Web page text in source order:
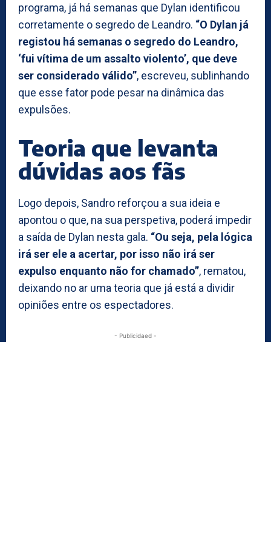
programa, já há semanas que Dylan identificou
corretamente o segredo de Leandro. “O Dylan já
registou há semanas o segredo do Leandro,
‘fui vítima de um assalto violento’, que deve
ser considerado válido”, escreveu, sublinhando
que esse fator pode pesar na dinâmica das
expulsões.
Teoria que levanta
dúvidas aos fãs
Logo depois, Sandro reforçou a sua ideia e
apontou o que, na sua perspetiva, poderá impedir
a saída de Dylan nesta gala. “Ou seja, pela lógica
irá ser ele a acertar, por isso não irá ser
expulso enquanto não for chamado”, rematou,
deixando no ar uma teoria que já está a dividir
opiniões entre os espectadores.
- Publicidaed -